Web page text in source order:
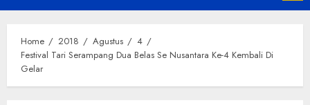
Menu
Home 2018 Agustus
4
Festival Tari Serampang Dua Belas Se Nusantara Ke-4 Kembali Di
Gelar